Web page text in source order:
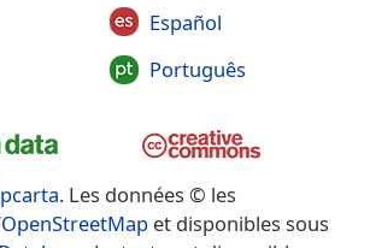
Español
Português
. Les données © les
OpenStreetMap et disponibles sous